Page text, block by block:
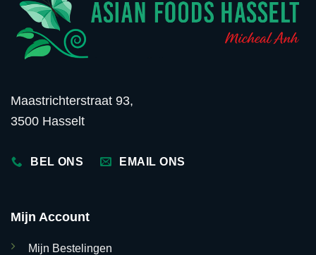
Maastrichterstraat 93,
3500 Hasselt
BEL ONS EMAIL ONS
Mijn Account
Mijn Bestelingen